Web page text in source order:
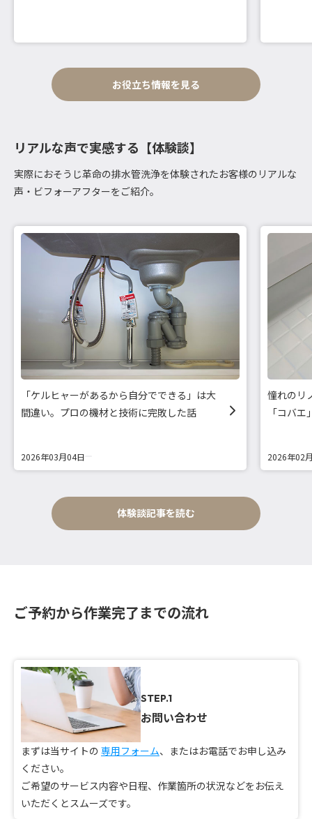
お役立ち情報を見る
リアルな声で実感する【体験談】
実際におそうじ革命の排水管洗浄を体験されたお客様のリアルな
声・ビフォーアフターをご紹介。
「ケルヒャーがあるから自分でできる」は大
間違い。プロの機材と技術に完敗した話
2026年03月04日
憧れのリ
「コバ
2026年02
体験談記事を読む
ご予約から作業完了までの流れ
STEP.1
お問い合わせ
まずは当サイトの 専用フォーム、またはお電話でお申し込み
ください。
ご希望のサービス内容や日程、作業箇所の状況などをお伝え
いただくとスムーズです。